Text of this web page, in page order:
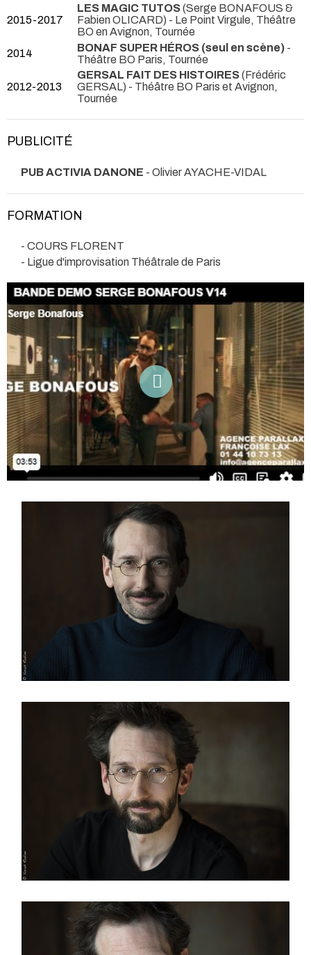
2015-2017
LES MAGIC TUTOS(Serge BONAFOUS &
Fabien OLICARD) - Le Point Virgule, Théâtre
BO en Avignon, Tournée
2014
BONAF SUPER HÉROS (seul en scène) -
Théâtre BO Paris, Tournée
2012-2013
GERSAL FAIT DES HISTOIRES(Frédéric
GERSAL) - Théâtre BO Paris et Avignon,
Tournée
PUBLICITÉ
PUB ACTIVIA DANONE - Olivier AYACHE-VIDAL
FORMATION
- COURS FLORENT
- Ligue d'improvisation Théâtrale de Paris